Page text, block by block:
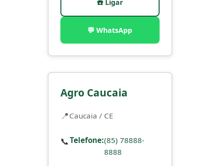
☎️ Ligar
💬 WhatsApp
Agro Caucaia
Caucaia / CE
📞Telefone:(85) 78888-
8888